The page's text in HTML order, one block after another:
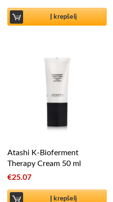
Į krepšelį
Atashi K-Bioferment
Therapy Cream 50 ml
€25.07
Į krepšelį